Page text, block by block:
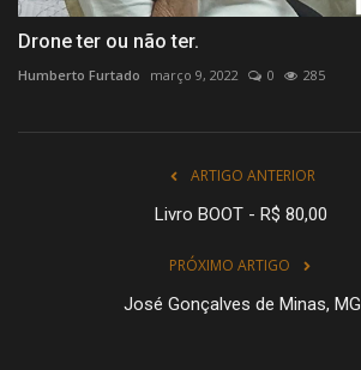
Drone ter ou não ter.
Humberto Furtado março 9, 2022 0 285
ARTIGO ANTERIOR
Livro BOOT - R$ 80,00
PRÓXIMO ARTIGO
José Gonçalves de Minas, MG